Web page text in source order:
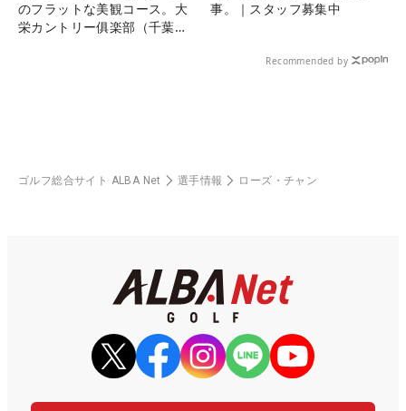
のフラットな美観コース。大
栄カントリー俱楽部（千葉
事。｜スタッフ募集中
Recommended by
ゴルフ総合サイト ALBA Net 選手情報 ローズ・チャン